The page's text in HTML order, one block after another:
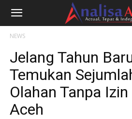
NEWS
Jelang Tahun
Temukan
Olahan Tanpa
Aceh